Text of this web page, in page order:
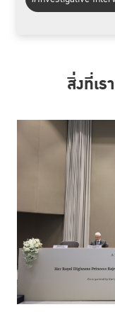
สิ่งที่เ